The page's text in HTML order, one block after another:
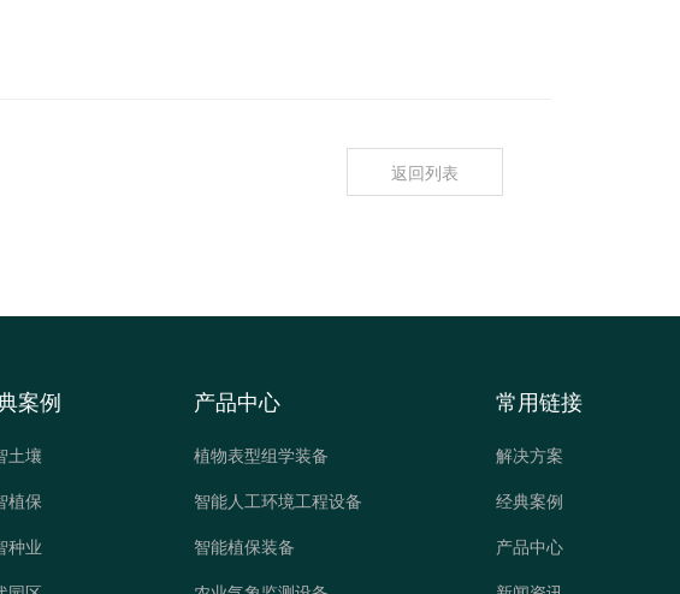
返回列表
案例
土壤
植保
种业
产品中心
植物表型组学装备
智能人工环境工程设备
智能植保装备
常用链接
解决方案
经典案例
产品中心